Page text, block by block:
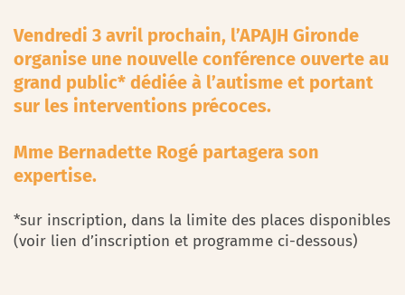
Vendredi 3 avril prochain, l’APAJH Gironde
organise une nouvelle conférence ouverte au
grand public* dédiée à l’autisme et portant
sur les interventions précoces.
Mme Bernadette Rogé partagera son
expertise.
*sur inscription, dans la limite des places disponibles
(voir lien d’inscription et programme ci-dessous)